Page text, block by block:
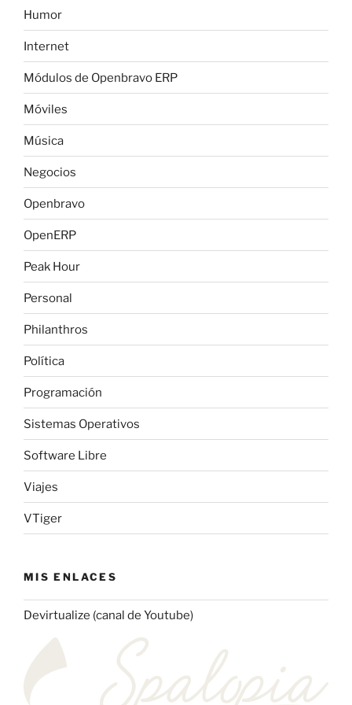
Humor
Internet
Módulos de Openbravo ERP
Móviles
Música
Negocios
Openbravo
OpenERP
Peak Hour
Personal
Philanthros
Política
Programación
Sistemas Operativos
Software Libre
Viajes
VTiger
MIS ENLACES
Devirtualize (canal de Youtube)